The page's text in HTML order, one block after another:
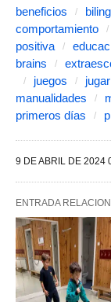
beneficios
comportamiento
positiva
brains
juegos
jugar
manualidades
primeros días
9 DE ABRIL DE 2024
ENTRADA